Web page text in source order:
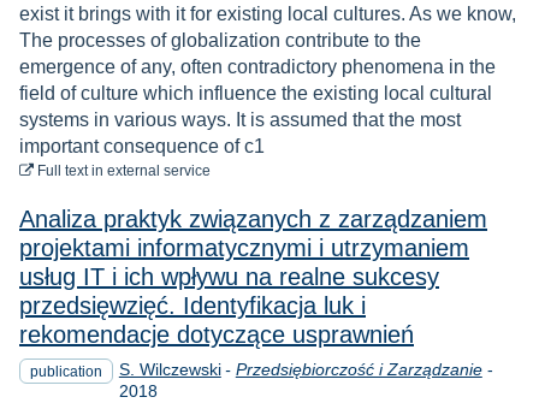
exist it brings with it for existing local cultures. As we know,
The processes of globalization contribute to the
emergence of any, often contradictory phenomena in the
field of culture which influence the existing local cultural
systems in various ways. It is assumed that the most
important consequence of c1
Full textto download
in external service
Analiza praktyk związanych z zarządzaniem
projektami informatycznymi i utrzymaniem
usług IT i ich wpływu na realne sukcesy
przedsięwzięć. Identyfikacja luk i
rekomendacje dotyczące usprawnień
publication S. Wilczewski - Przedsiębiorczość i Zarządzanie-Year
2018